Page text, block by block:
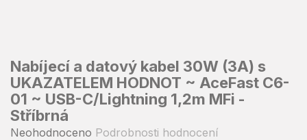
Nabíjecí a datový kabel 30W (3A) s
UKAZATELEM HODNOT ~ AceFast C6-
01 ~ USB-C/Lightning 1,2m MFi -
Stříbrná
Průměrné
Neohodnoceno Podrobnosti hodnocení